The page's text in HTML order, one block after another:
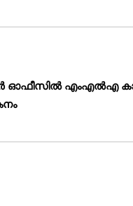
ഓഫീസിൽ എംഎൽഎ